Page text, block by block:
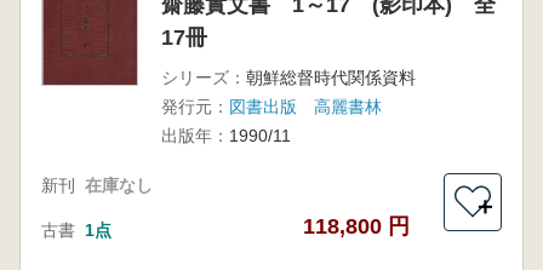
齋藤實文書 1～17 (影印本) 全
17冊
シリーズ： 朝鮮総督時代関係資料
発行元： 図書出版 高麗書林
出版年： 1990/11
新刊 在庫なし
古書 1点 118,800 円
＋